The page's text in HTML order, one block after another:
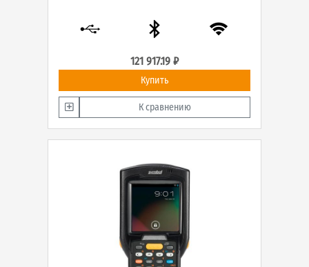
121 917.19 ₽
Купить
К сравнению